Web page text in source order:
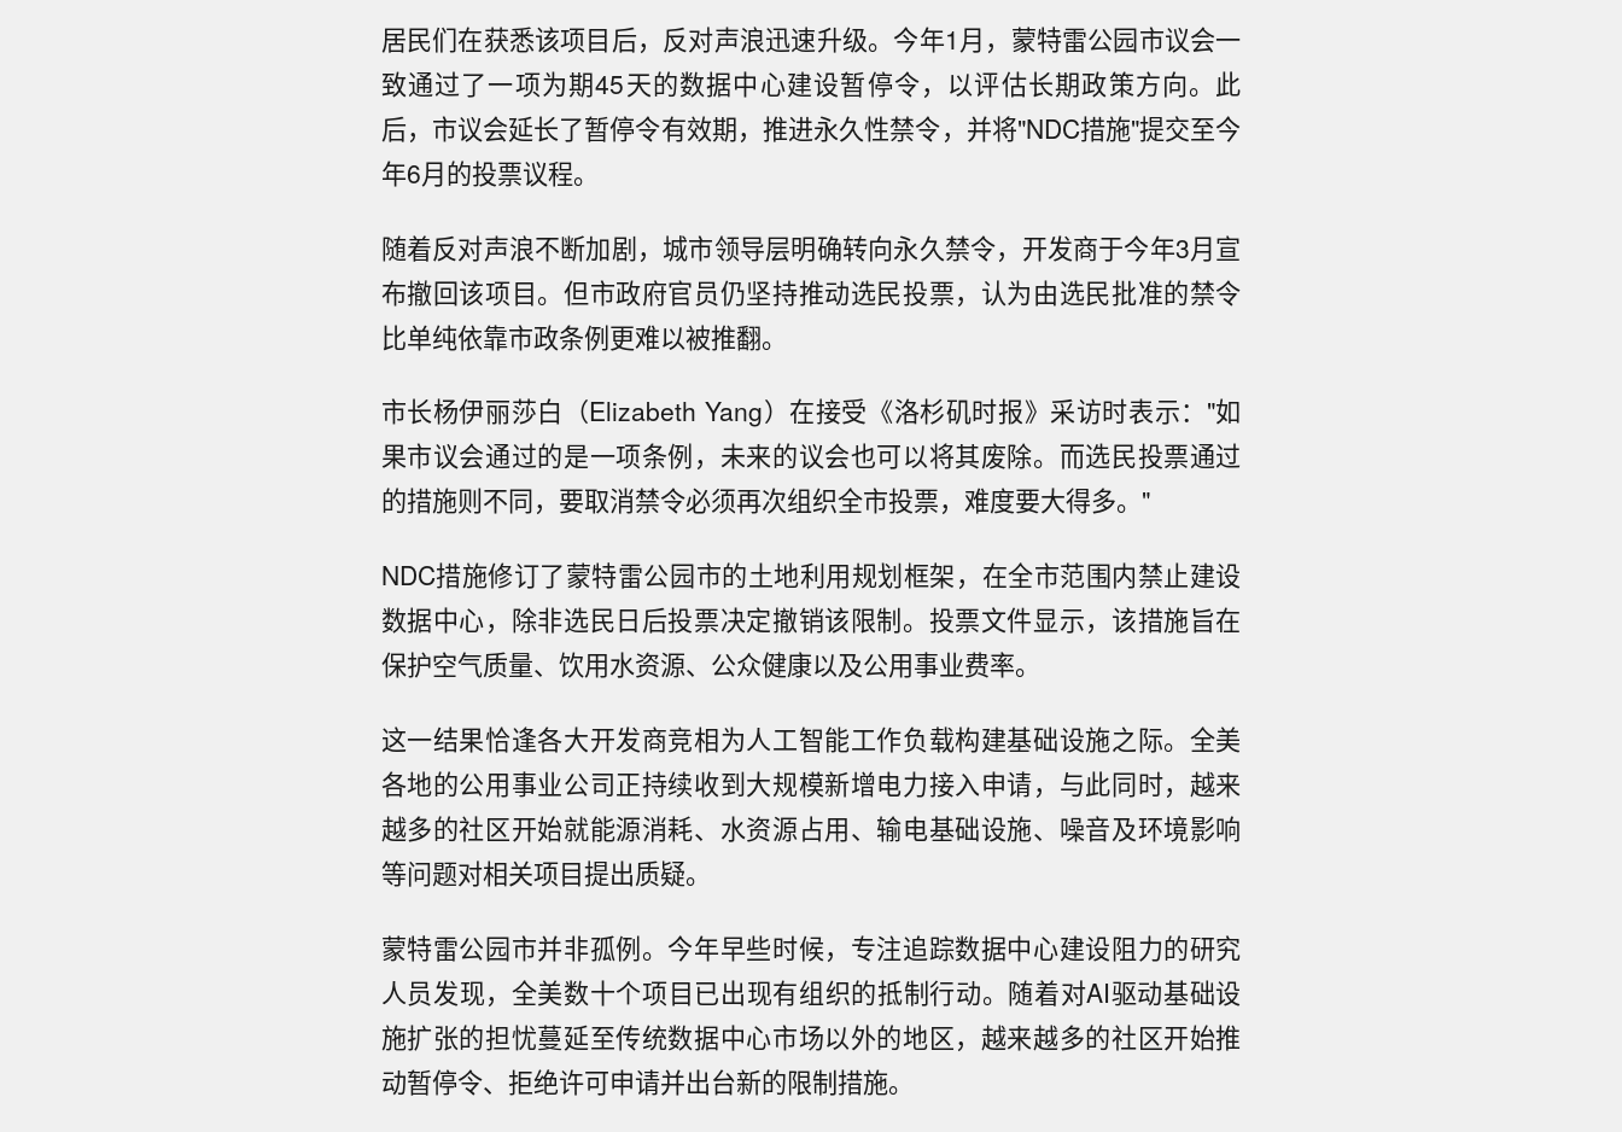
居民们在获悉该项目后，反对声浪迅速升级。今年1月，蒙特雷公园市议会一
致通过了一项为期45天的数据中心建设暂停令，以评估长期政策方向。此
后，市议会延长了暂停令有效期，推进永久性禁令，并将"NDC措施"提交至今
年6月的投票议程。
随着反对声浪不断加剧，城市领导层明确转向永久禁令，开发商于今年3月宣
布撤回该项目。但市政府官员仍坚持推动选民投票，认为由选民批准的禁令
比单纯依靠市政条例更难以被推翻。
市长杨伊丽莎白（Elizabeth Yang）在接受《洛杉矶时报》采访时表示："如
果市议会通过的是一项条例，未来的议会也可以将其废除。而选民投票通过
的措施则不同，要取消禁令必须再次组织全市投票，难度要大得多。"
NDC措施修订了蒙特雷公园市的土地利用规划框架，在全市范围内禁止建设
数据中心，除非选民日后投票决定撤销该限制。投票文件显示，该措施旨在
保护空气质量、饮用水资源、公众健康以及公用事业费率。
这一结果恰逢各大开发商竞相为人工智能工作负载构建基础设施之际。全美
各地的公用事业公司正持续收到大规模新增电力接入申请，与此同时，越来
越多的社区开始就能源消耗、水资源占用、输电基础设施、噪音及环境影响
等问题对相关项目提出质疑。
蒙特雷公园市并非孤例。今年早些时候，专注追踪数据中心建设阻力的研究
人员发现，全美数十个项目已出现有组织的抵制行动。随着对AI驱动基础设
施扩张的担忧蔓延至传统数据中心市场以外的地区，越来越多的社区开始推
动暂停令、拒绝许可申请并出台新的限制措施。